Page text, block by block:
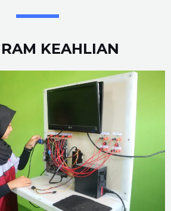
KEAHLIAN